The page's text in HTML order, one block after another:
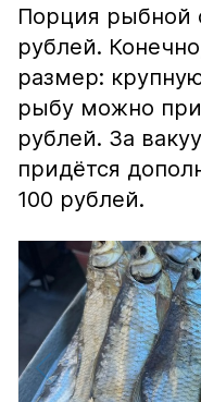
Порция рыбной
рублей.
размер:
рыбу можно
рублей. За
придётся
100 рублей.